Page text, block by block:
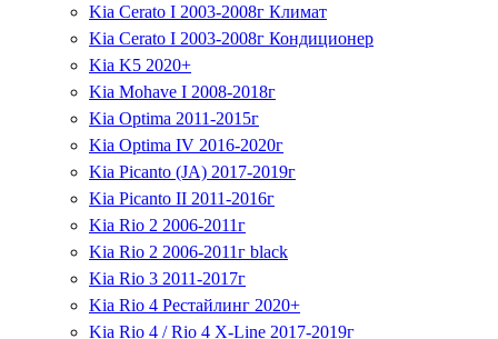
Kia Cerato I 2003-2008г Климат
Kia Cerato I 2003-2008г Кондиционер
Kia K5 2020+
Kia Mohave I 2008-2018г
Kia Optima 2011-2015г
Kia Optima IV 2016-2020г
Kia Picanto (JA) 2017-2019г
Kia Picanto II 2011-2016г
Kia Rio 2 2006-2011г
Kia Rio 2 2006-2011г black
Kia Rio 3 2011-2017г
Kia Rio 4 Рестайлинг 2020+
Kia Rio 4 / Rio 4 X-Line 2017-2019г